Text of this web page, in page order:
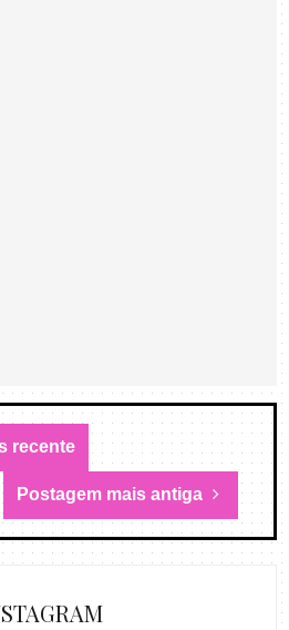
recente
Postagem mais antiga